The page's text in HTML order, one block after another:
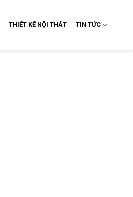
THIẾT KẾ NỘI THẤT TIN TỨC